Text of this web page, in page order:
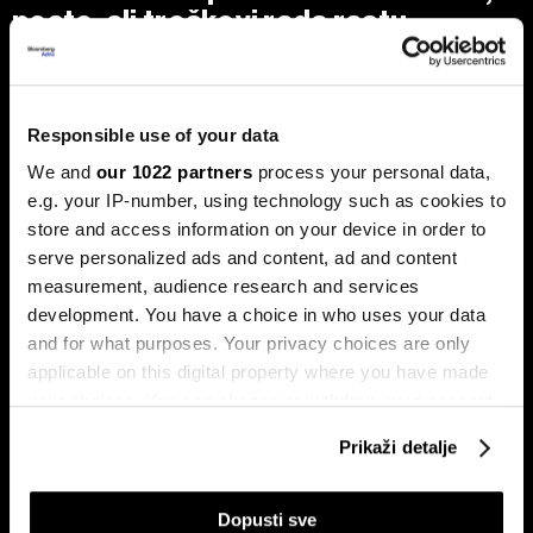
Responsible use of your data
We and our 1022 partners process your personal data,
e.g. your IP-number, using technology such as cookies to
store and access information on your device in order to
serve personalized ads and content, ad and content
measurement, audience research and services
development. You have a choice in who uses your data
and for what purposes. Your privacy choices are only
applicable on this digital property where you have made
If you allow, we would also like to:
Prikaži detalje
Dopusti sve
posto, ali troškovi rada rastu
dvostruko brže
Analiza je predstavljena na zajedničkom sastanku FIA-e i
privatni sektor ostaje ključni nosilac ekonomskog rasta.
Od ukupno 28.634 privredna društva u Federaciji, čak 98,6
posto čine privatne kompanije, koje ostvaruju 90 posto
ukupnih prihoda i 95 posto ukupne dobiti.
Drvna industrija BiH izlazi iz
krize, ali oporavak i dalje zavisi